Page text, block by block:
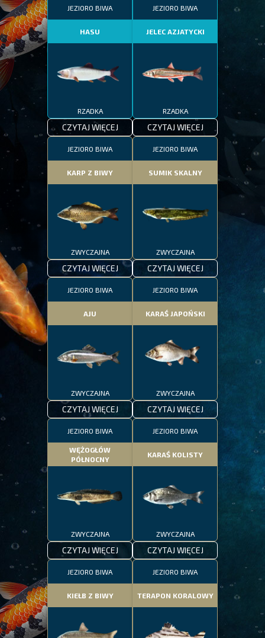
JEZIORO BIWA
HASU
RZADKA
CZYTAJ WIĘCEJ
JEZIORO BIWA
JELEC AZJATYCKI
RZADKA
CZYTAJ WIĘCEJ
JEZIORO BIWA
KARP Z BIWY
ZWYCZAJNA
CZYTAJ WIĘCEJ
JEZIORO BIWA
SUMIK SKALNY
ZWYCZAJNA
CZYTAJ WIĘCEJ
JEZIORO BIWA
AJU
ZWYCZAJNA
CZYTAJ WIĘCEJ
JEZIORO BIWA
KARAŚ JAPOŃSKI
ZWYCZAJNA
CZYTAJ WIĘCEJ
JEZIORO BIWA
WĘŻOGŁÓW
PÓŁNOCNY
ZWYCZAJNA
CZYTAJ WIĘCEJ
JEZIORO BIWA
KARAŚ KOLISTY
ZWYCZAJNA
CZYTAJ WIĘCEJ
JEZIORO BIWA
KIEŁB Z BIWY
JEZIORO BIWA
TERAPON KORALOWY